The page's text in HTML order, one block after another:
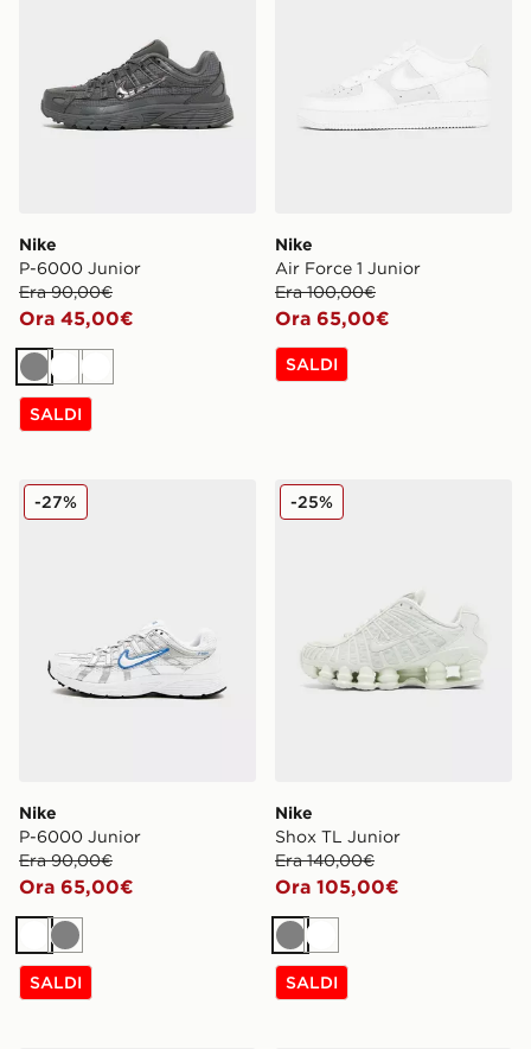
Nike
P-6000 Junior
Era 90,00€
Ora 45,00€
GrigioBiancoBianco
SALDI
Nike
Air Force 1 Junior
Era 100,00€
Ora 65,00€
SALDI
Nike P-6000 Junior
Nike
P-6000 Junior
Era 90,00€
Ora 65,00€
-27%
BiancoGrigio
SALDI
Nike Shox TL Junior
Nike
Shox TL Junior
Era 140,00€
Ora 105,00€
-25%
GrigioBianco
SALDI